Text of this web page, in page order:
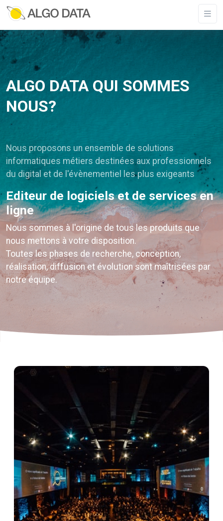
ALGO DATA QUI SOMMES
NOUS?
Nous proposons un ensemble de solutions
informatiques métiers destinées aux professionnels
du digital et de l'évènementiel les plus exigeants
Editeur de logiciels et de services en
ligne
Nous sommes à l'origine de tous les produits que
nous mettons à votre disposition.
Toutes les phases de recherche, conception,
réalisation, diffusion et évolution sont maîtrisées par
notre équipe.